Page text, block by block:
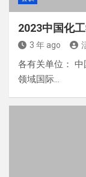
2023中国化
3 年 ago
各有关单位：
领域国际…